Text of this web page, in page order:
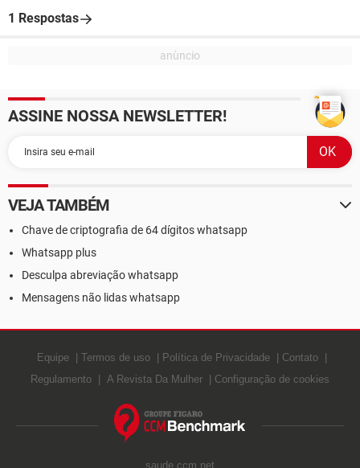
1 Respostas
ASSINE NOSSA NEWSLETTER!
VEJA TAMBÉM
Chave de criptografia de 64 dígitos whatsapp
Whatsapp plus
Desculpa abreviação whatsapp
Mensagens não lidas whatsapp
Equipe Termos de uso Política de Privacidade
Contato
Regulamento
A Revista Da Mulher Configuração de cookies
saude.ccm.net